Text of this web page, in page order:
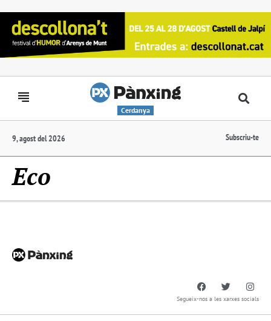
Cerdanya
9, agost del 2026 Subscriu-te
Eco
Segueix-nos a les xarxes socials